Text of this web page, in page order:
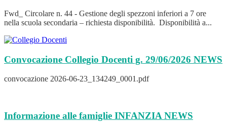
Fwd_ Circolare n. 44 - Gestione degli spezzoni inferiori a 7 ore
nella scuola secondaria – richiesta disponibilità. Disponibilità a...
Convocazione Collegio Docenti g. 29/06/2026 NEWS
convocazione 2026-06-23_134249_0001.pdf
Informazione alle famiglie INFANZIA NEWS